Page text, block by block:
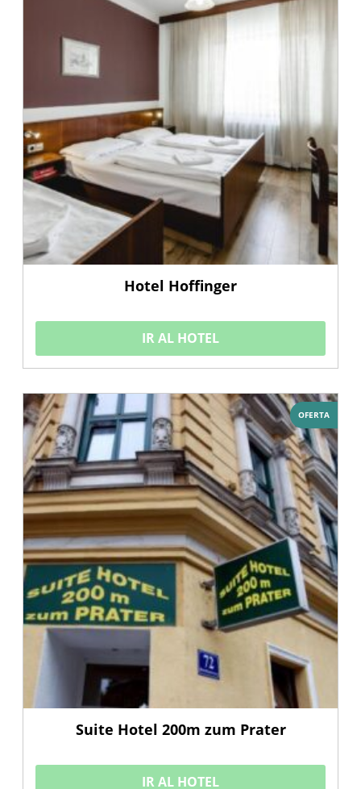
Hotel Hoffinger
IR AL HOTEL
OFERTA
Suite Hotel 200m zum Prater
IR AL HOTEL